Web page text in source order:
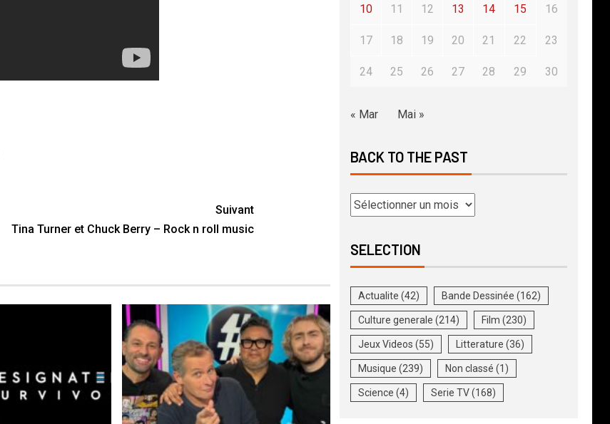
Suivant
Tina Turner et Chuck Berry – Rock n roll music
10 11 12 13 14 15 16
17 18 19 20 21 22 23
24 25 26 27 28 29 30
« Mar Mai »
BACK TO THE PAST
SELECTION
Actualite (42) Bande Dessinée (162)
Culture generale (214) Film (230)
Jeux Videos (55) Litterature (36)
Musique (239) Non classé (1)
Science (4) Serie TV(168)